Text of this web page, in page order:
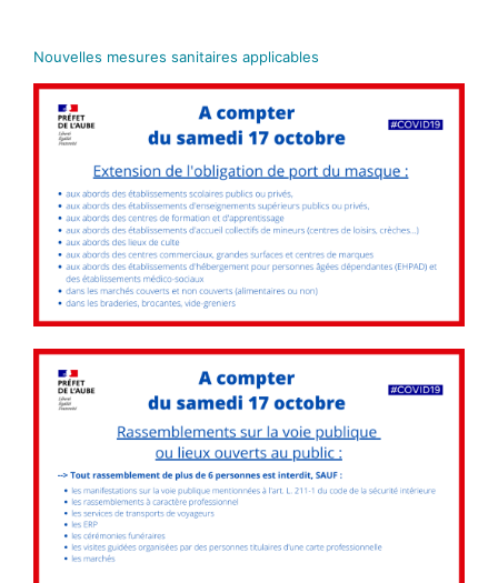
Nouvelles mesures sanitaires applicables